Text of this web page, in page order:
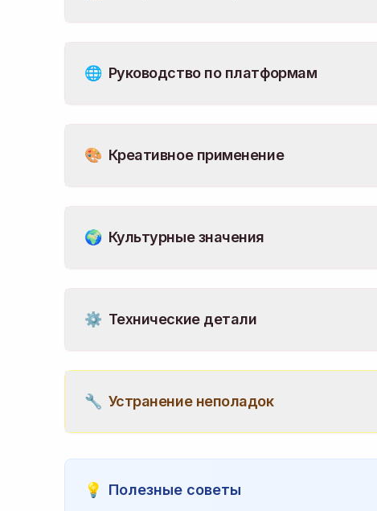
🌐 Руководство по платформам
🎨 Креативное применение
🌍 Культурные значения
⚙️ Технические детали
🔧 Устранение неполадок
💡 Полезные советы